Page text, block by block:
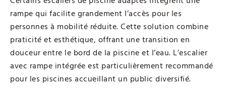
rampe qui facilite grandement l’accès pour les
personnes à mobilité réduite. Cette solution combine
praticité et esthétique, offrant une transition en
douceur entre le bord de la piscine et l’eau. L’escalier
avec rampe intégrée est particulièrement recommandé
pour les piscines accueillant un public diversifié.